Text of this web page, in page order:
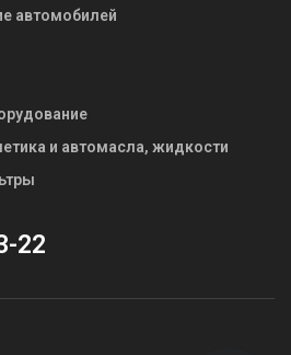
автомобилей
и автомасла, жидкости
22